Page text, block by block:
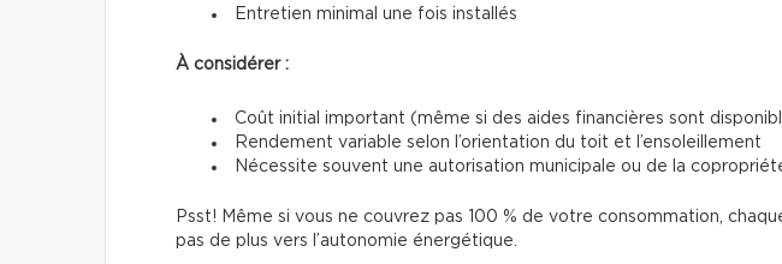
Entretien minimal une fois installés
À considérer :
Coût initial important (même si des aides financières sont
Rendement variable selon l’orientation du toit et l’ensoleillement
Nécessite souvent une autorisation municipale ou de la
Psst! Même si vous ne couvrez pas 100 % de votre consommation,
pas de plus vers l’autonomie énergétique.